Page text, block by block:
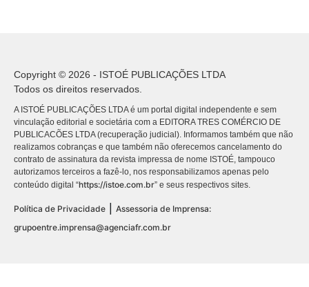
Copyright © 2026 - ISTOÉ PUBLICAÇÕES LTDA
Todos os direitos reservados.
A ISTOÉ PUBLICAÇÕES LTDA é um portal digital independente e sem
vinculação editorial e societária com a EDITORA TRES COMÉRCIO DE
PUBLICACÕES LTDA (recuperação judicial). Informamos também que não
realizamos cobranças e que também não oferecemos cancelamento do
contrato de assinatura da revista impressa de nome ISTOÉ, tampouco
autorizamos terceiros a fazê-lo, nos responsabilizamos apenas pelo
conteúdo digital “https://istoe.com.br” e seus respectivos sites.
Política de Privacidade
Assessoria de Imprensa:
grupoentre.imprensa@agenciafr.com.br